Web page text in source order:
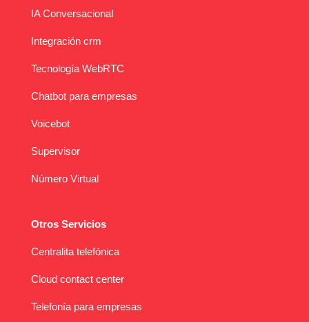
IA Conversacional
Integración crm
Tecnología WebRTC
Chatbot para empresas
Voicebot
Supervisor
Número Virtual
Otros Servicios
Centralita telefónica
Cloud contact center
Telefonía para empresas